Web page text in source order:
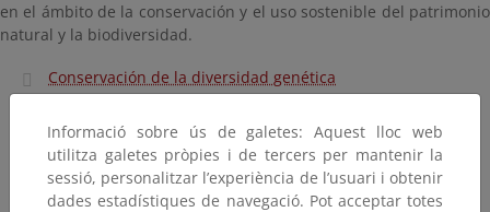
en el ámbito de la conservación y el uso sostenible del patrimonio
natural y la biodiversidad.
Conservación de la diversidad genética
Conservación de ecosistemas naturales
Plan estratégico del patrimonio natural y la biodiversidad
Informació sobre ús de galetes: Aquest lloc web
utilitza galetes pròpies i de tercers per mantenir la
sessió, personalitzar l’experiència de l’usuari i obtenir
dades estadístiques de navegació. Pot acceptar totes